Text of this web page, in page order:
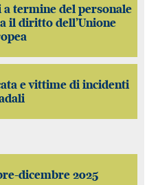
termine del personale
il diritto dell’Unione
e vittime di incidenti
dicembre 2025